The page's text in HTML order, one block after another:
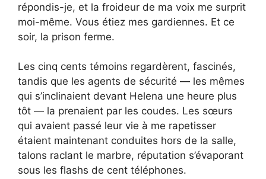
répondis-je, et la froideur de ma voix me surprit
moi-même. Vous étiez mes gardiennes. Et ce
soir, la prison ferme.
Les cinq cents témoins regardèrent, fascinés,
tandis que les agents de sécurité — les mêmes
qui s’inclinaient devant Helena une heure plus
tôt — la prenaient par les coudes. Les sœurs
qui avaient passé leur vie à me rapetisser
étaient maintenant conduites hors de la salle,
talons raclant le marbre, réputation s’évaporant
sous les flashs de cent téléphones.